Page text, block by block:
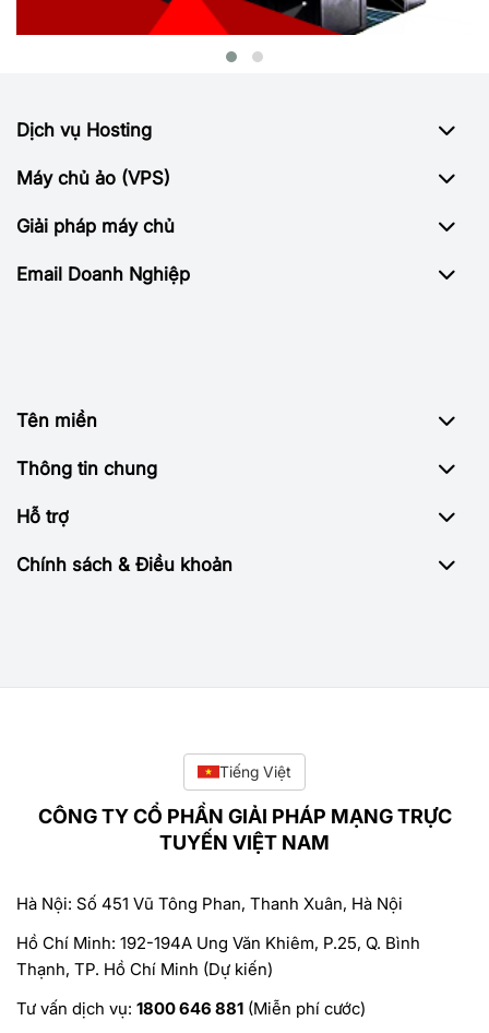
Dịch vụ Hosting
Máy chủ ảo (VPS)
Giải pháp máy chủ
Email Doanh Nghiệp
Tên miền
Thông tin chung
Hỗ trợ
Chính sách & Điều khoản
Tiếng Việt
CÔNG TY CỔ PHẦN GIẢI PHÁP MẠNG TRỰC
TUYẾN VIỆT NAM
Hà Nội: Số 451 Vũ Tông Phan, Thanh Xuân, Hà Nội
Hồ Chí Minh: 192-194A Ung Văn Khiêm, P.25, Q. Bình
Thạnh, TP. Hồ Chí Minh (Dự kiến)
Tư vấn dịch vụ: 1800 646 881 (Miễn phí cước)